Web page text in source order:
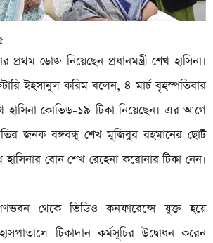
প্রথম ডোজ নিয়েছেন প্রধানমন্ত্রী শেখ হাসিনা।
ইহসানুল করিম বলেন, ৪ মার্চ বৃহস্পতিবার
হাসিনা কোভিড-১৯ টিকা নিয়েছেন। এর আগে
জনক বঙ্গবন্ধু শেখ মুজিবুর রহমানের ছোট
হাসিনার বোন শেখ রেহেনা করোনার টিকা নেন।
থেকে ভিডিও কনফারেন্সে যুক্ত হয়ে
টিকাদান কর্মসূচির উদ্বোধন করেন